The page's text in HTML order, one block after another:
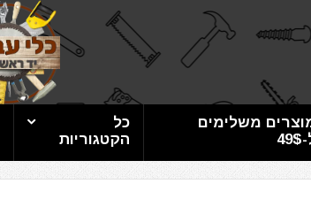
משלימים
כל
הקטגוריות